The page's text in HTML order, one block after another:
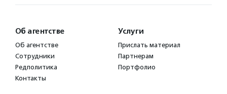
Об агентстве
Об агентстве
Сотрудники
Редполитика
Контакты
Услуги
Прислать материал
Партнерам
Портфолио